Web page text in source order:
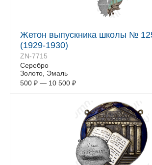
Жетон выпускника школы №
(1929-1930)
ZN-7715
Серебро
Золото, Эмаль
500 ₽ — 10 500 ₽